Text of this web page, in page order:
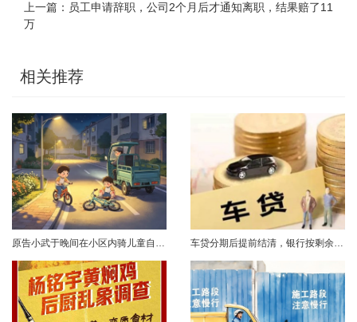
上一篇： 员工申请辞职，公司2个月后才通知离职，结果赔了11
万
相关推荐